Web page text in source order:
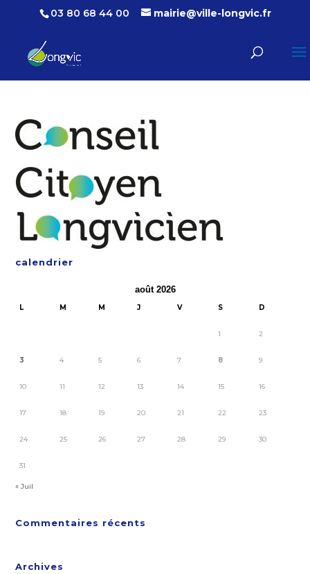
03 80 68 44 00 mairie@ville-longvic.fr
calendrier
août 2026
L M M J V S D
1 2
3 4 5 6 7 8 9
10 11 12 13 14 15 16
17 18 19 20 21 22 23
24 25 26 27 28 29 30
31
« Juil
Commentaires récents
Archives